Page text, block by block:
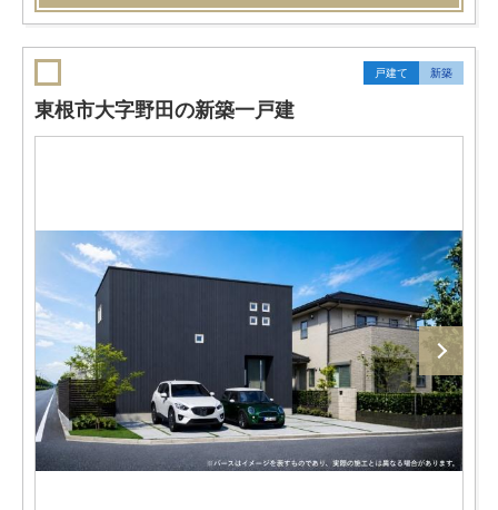
戸建て 新築
東根市大字野田の新築一戸建